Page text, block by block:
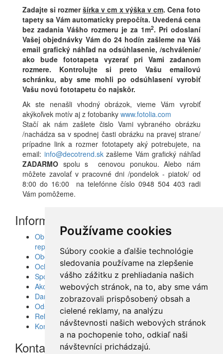
Používame cookies
Súbory cookie a ďalšie technológie
sledovania používame na zlepšenie
vášho zážitku z prehliadania našich
webových stránok, na to, aby sme vám
zobrazovali prispôsobený obsah a
cielené reklamy, na analýzu
návštevnosti našich webových stránok
a na pochopenie toho, odkiaľ naši
návštevníci prichádzajú.
Zadajte si rozmeršírka v cm x výška v cm. Cena foto
tapety sa Vám automaticky prepočíta. Uvedená cena
bez zadania Vášho rozmeru je za 1m2. Pri odoslaní
Vašej objednávky Vám do 24 hodín zašleme na Váš
email grafický náhľad na odsúhlasenie, /schválenie/
ako bude fototapeta vyzerať pri Vami zadanom
rozmere. Kontrolujte si preto Vašu emailovú
schránku, aby sme mohli po odsúhlasení vyrobiť
Vašu novú fototapetu čo najskôr.
Ak ste nenašli vhodný obrázok, vieme Vám vyrobiť
akýkoľvek motív aj z fotobanky www.fotolia.com
Stačí ak nám zašlete čislo Vami vybraného obrázku
/nachádza sa v spodnej časti obrázku na pravej strane/
prípadne link a rozmer fototapety aký potrebujete, na
email: info@decotrend.skzašleme Vám grafický náhľad
ZADARMO spolu s cenovou ponukou. Alebo nám
môžete zavolať v pracovné dni /pondelok - piatok/ od
8:00 do 16:00 na telefónne číslo 0948 504 403 radi
Vám pomôžeme.
Informácie
Obrazy, nálepky, fototapety, šablóny, dekorácie,
reprodukcie
Obchodné podmienky
Ochrana osobných údajov
Spolupráca
Akcie a Doručenie
Darčekové poukážky
Odstúpenie od zmluvy - vrátenie tovaru
Reklamácia tovaru
Kontakt
Kontakt